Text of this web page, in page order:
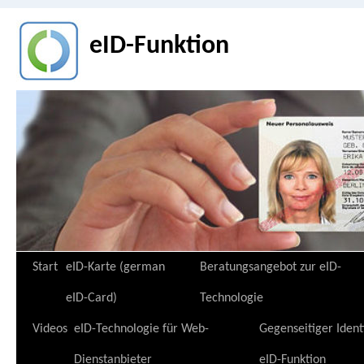
eID-Funktion
Zum
springen
Start eID-Karte (german
eID-Card)
Beratungsangebot zur eID-
Technologie
Videos eID-Technologie für Web-
Dienstanbieter
Gegenseitiger
eID-Funktion